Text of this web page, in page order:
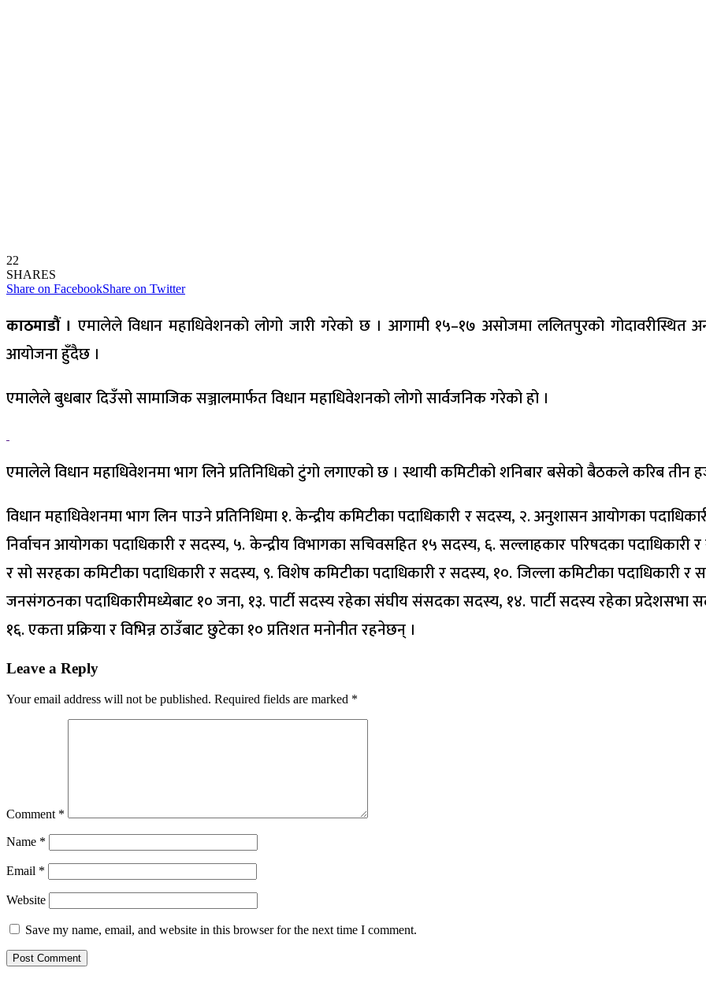
22
SHARES
Share on FacebookShare on Twitter
काठमाडौं । एमालेले विधान महाधिवेशनको लोगो जारी गरेको छ । आगामी १५–१७ असोजमा ललितपुरको गोदावरीस्थित
आयोजना हुँदैछ ।
एमालेले बुधबार दिउँसो सामाजिक सञ्जालमार्फत विधान महाधिवेशनको लोगो सार्वजनिक गरेको हो ।
एमालेले विधान महाधिवेशनमा भाग लिने प्रतिनिधिको टुंगो लगाएको छ । स्थायी कमिटीको शनिबार बसेको बैठकले करिब तीन
विधान महाधिवेशनमा भाग लिन पाउने प्रतिनिधिमा १. केन्द्रीय कमिटीका पदाधिकारी र सदस्य, २. अनुशासन आयोगका
निर्वाचन आयोगका पदाधिकारी र सदस्य, ५. केन्द्रीय विभागका सचिवसहित १५ सदस्य, ६. सल्लाहकार परिषदका पदाधिकारी
र सो सरहका कमिटीका पदाधिकारी र सदस्य, ९. विशेष कमिटीका पदाधिकारी र सदस्य, १०. जिल्ला कमिटीका पदाधिकारी र
जनसंगठनका पदाधिकारीमध्येबाट १० जना, १३. पार्टी सदस्य रहेका संघीय संसदका सदस्य, १४. पार्टी सदस्य रहेका प्रदेशसभा
१६. एकता प्रक्रिया र विभिन्न ठाउँबाट छुटेका १० प्रतिशत मनोनीत रहनेछन् ।
Leave a Reply
Your email address will not be published. Required fields are marked *
Comment *
Name *
Email *
Website
Save my name, email, and website in this browser for the next time I comment.